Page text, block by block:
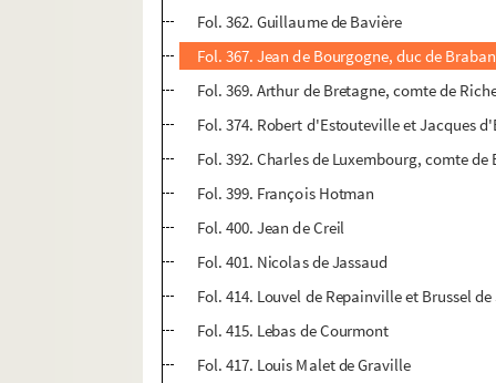
Fol. 362. Guillaume de Bavière
Fol. 367. Jean de Bourgogne, duc de
Fol. 369. Arthur de Bretagne, comte de
Fol. 374. Robert d'Estouteville et Jacques
Fol. 392. Charles de Luxembourg, comte de
Fol. 399. François Hotman
Fol. 400. Jean de Creil
Fol. 401. Nicolas de Jassaud
Fol. 414. Louvel de Repainville et Brussel
Fol. 415. Lebas de Courmont
Fol. 417. Louis Malet de Graville